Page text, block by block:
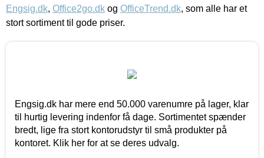
Engsig.dk, Office2go.dk og OfficeTrend.dk, som alle har et
stort sortiment til gode priser.
Engsig.dk har mere end 50.000 varenumre på lager, klar
til hurtig levering indenfor få dage. Sortimentet spænder
bredt, lige fra stort kontorudstyr til små produkter på
kontoret. Klik her for at se deres udvalg.